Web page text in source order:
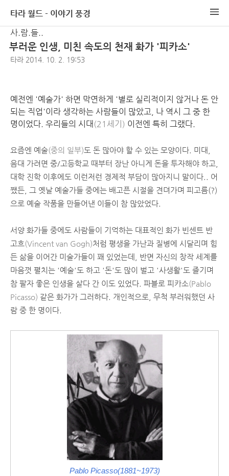
타라 월드 - 이야기 풍경
사.람.들..
부러운 인생, 미친 속도의 천재 화가 '피카소'
타라 2014. 10. 2. 19:53
예전엔 '예술가' 하면 막연하게 '별로 실리적이지 않거나 돈 안
되는 직업'이라 생각하는 사람들이 많았고, 나 역시 그 중 한
명이었다. 우리들의 시대 (21세기) 이전엔 특히 그랬다.
요즘엔 예술(중의 일부)도 돈 많아야 할 수 있는 모양이다. 미대,
음대 가려면 중/고등학교 때부터 장난 아니게 돈을 투자해야 하고,
대학 진학 이후에도 이런저런 경제적 부담이 많아지니 말이다.. 어
쨌든, 그 옛날 예술가들 중에는 배고픈 시절을 견뎌가며 피고름(?)
으로 예술 작품을 만들어낸 이들이 참 많았었다.
서양 화가들 중에도 사람들이 기억하는 대표적인 화가 빈센트 반
고흐(Vincent van Gogh)처럼 평생을 가난과 질병에 시달리며 힘
든 삶을 이어간 미술가들이 꽤 있었는데, 반면 자신의 창작 세계를
마음껏 펼치는 '예술'도 하고 '돈'도 많이 벌고 '사생활'도 즐기며
참 팔자 좋은 인생을 살다 간 이도 있었다. 파블로 피카소(Pablo
Picasso) 같은 화가가 그러하다. 개인적으로, 무척 부러워했던 사
람 중 한 명이다.
Pablo Picasso(1881~1973)